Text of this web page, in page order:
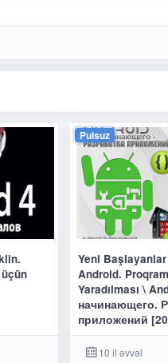
Pulsuz
Yeni
Android.
Yaradılması \
начинающего.
приложений
10 il əvvəl